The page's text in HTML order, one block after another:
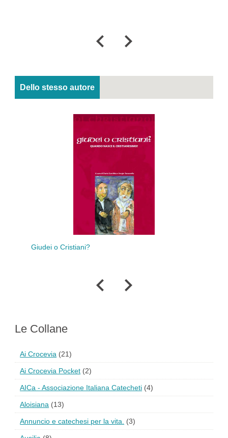
Dello stesso autore
o Cristiani?
Le Collane
Ai Crocevia (21)
Ai Crocevia Pocket (2)
AICa - Associazione Italiana Catecheti (4)
Aloisiana (13)
Annuncio e catechesi per la vita. (3)